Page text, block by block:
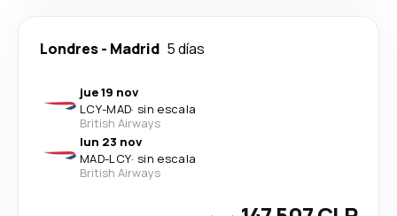
Londres- Madrid 5 días
jue 19 nov
LCY-MAD· sin escala
British Airways
lun 23 nov
MAD-LCY· sin escala
British Airways